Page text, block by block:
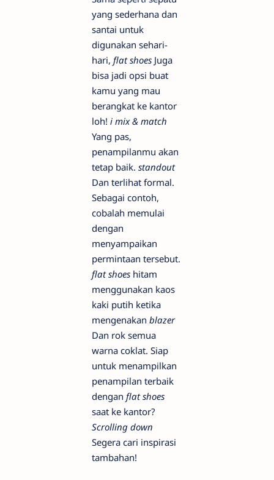
yang sederhana dan
santai untuk
digunakan sehari-
hari, flat shoes Juga
bisa jadi opsi buat
kamu yang mau
berangkat ke kantor
loh! i mix & match
Yang pas,
penampilanmu akan
tetap baik. standout
Dan terlihat formal.
Sebagai contoh,
cobalah memulai
dengan
menyampaikan
permintaan tersebut.
flat shoes hitam
menggunakan kaos
kaki putih ketika
mengenakan blazer
Dan rok semua
warna coklat. Siap
untuk menampilkan
penampilan terbaik
dengan flat shoes
saat ke kantor?
Scrolling down
Segera cari inspirasi
tambahan!